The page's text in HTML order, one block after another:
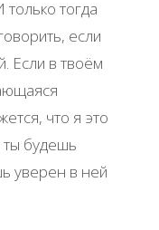
тогда
если
Если в твоём
что я это
будешь
уверен в ней